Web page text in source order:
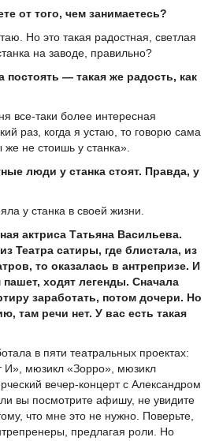
от того, чем занимаетесь?
Но это такая радостная, светлая
на заводе, правильно?
постоять — такая же радость, как
все-таки более интересная
раз, когда я устаю, то говорю сама
не стоишь у станка».
люди у станка стоят. Правда, у
у станка в своей жизни.
актриса Татьяна Васильева.
Театра сатиры, где блистала, из
то оказалась в антрепризе. И
пашет, ходят легенды. Сначала
заработать, потом дочери. Но
там речи нет. У вас есть такая
в пяти театральных проектах:
И», мюзикл «Зорро», мюзикл
вечер-концерт с Александром
вы посмотрите афишу, не увидите
что мне это не нужно. Поверьте,
предлагая роли. Но